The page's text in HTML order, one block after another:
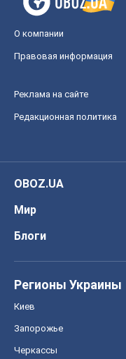
О компании
Правовая информация
Реклама на сайте
Редакционная политика
OBOZ.UA
Мир
Блоги
Регионы Украины
Киев
Запорожье
Черкассы